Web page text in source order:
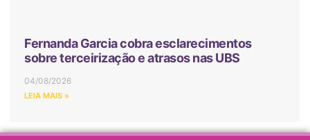
Fernanda Garcia cobra esclarecimentos
sobre terceirização e atrasos nas UBS
04/08/2026
LEIA MAIS »